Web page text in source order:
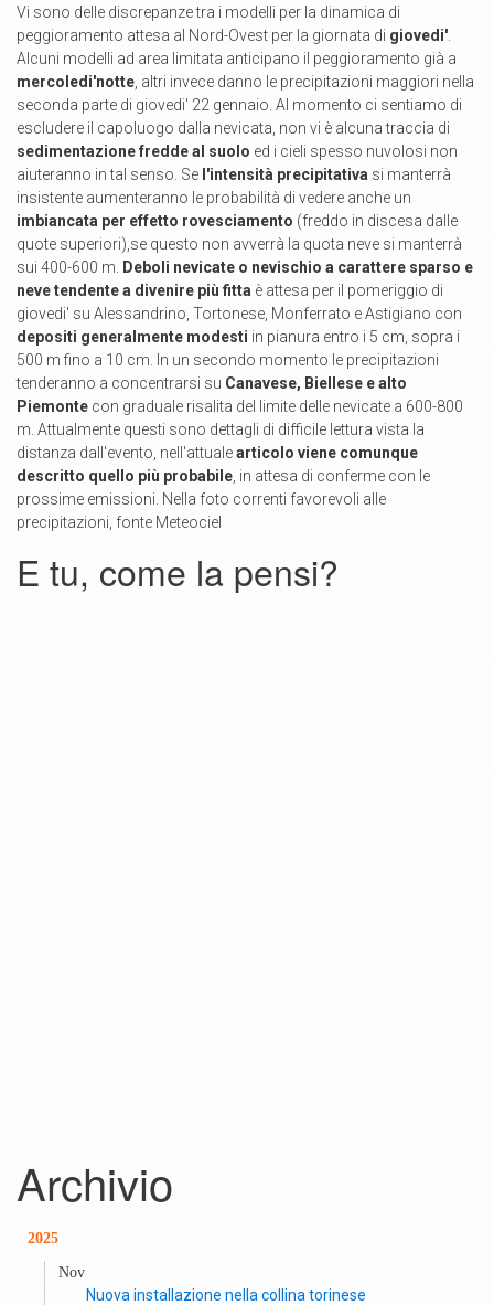
Vi sono delle discrepanze tra i modelli per la dinamica di
peggioramento attesa al Nord-Ovest per la giornata di giovedi'
Alcuni modelli ad area limitata anticipano il peggioramento già a
mercoledi'notte , altri invece danno le precipitazioni maggiori nella
seconda parte di giovedi' 22 gennaio. Al momento ci sentiamo di
escludere il capoluogo dalla nevicata, non vi è alcuna traccia di
sedimentazione fredde al suolo ed i cieli spesso nuvolosi non
aiuteranno in tal senso. Se l'intensità precipitativa si manterrà
insistente aumenteranno le probabilità di vedere anche un
imbiancata per effetto rovesciamento (freddo in discesa dalle
quote superiori),se questo non avverrà la quota neve si manterrà
sui 400-600 m.
Deboli nevicate o nevischio a carattere sparso e
neve tendente a divenire più fitta è attesa per il pomeriggio di
giovedi' su Alessandrino, Tortonese, Monferrato e Astigiano con
depositi generalmente modesti in pianura entro i 5 cm, sopra i
500 m fino a 10 cm. In un secondo momento le precipitazioni
tenderanno a concentrarsi su Canavese, Biellese e alto
Piemonte con graduale risalita del limite delle nevicate a 600-800
m. Attualmente questi sono dettagli di difficile lettura vista la
distanza dall'evento, nell'attualearticolo viene comunque
descritto quello più probabile , in attesa di conferme con le
prossime emissioni. Nella foto correnti favorevoli alle
precipitazioni, fonte Meteociel
E tu, come la pensi?
Archivio
2025
Nov
Nuova installazione nella collina torinese